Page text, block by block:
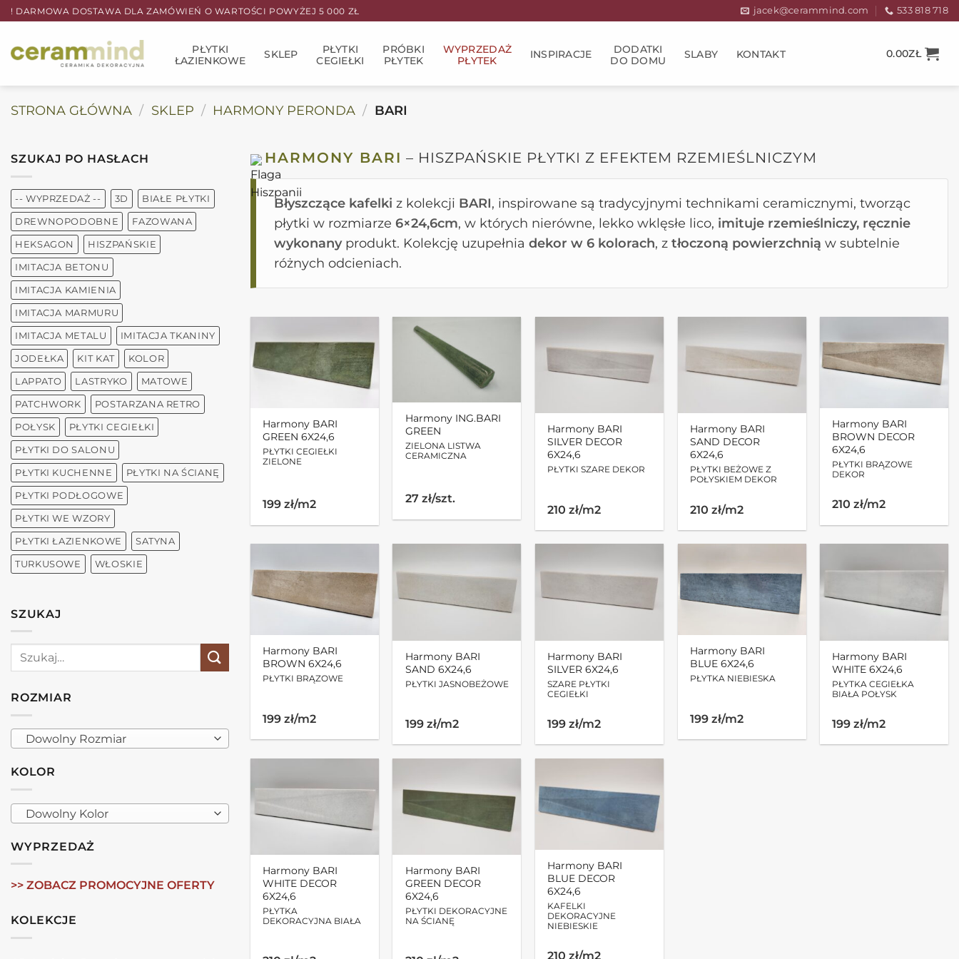
Przewiń
do
zawartości
! DARMOWA DOSTAWA DLA ZAMÓWIEŃ O WARTOŚCI POWYŻEJ 5 000 ZŁ jacek@cerammind.com 533 818 718
PŁYTKI
ŁAZIENKOWE
SKLEP
PŁYTKI
CEGIEŁKI
PRÓBKI
PŁYTEK
WYPRZEDAŻ
PŁYTEK
INSPIRACJE
DODATKI
DO DOMU
SLABY KONTAKT 0.00ZŁ
STRONA GŁÓWNA / SKLEP / HARMONY PERONDA / BARI
SZUKAJ PO HASŁACH
-- WYPRZEDAŻ -- 3D BIAŁE PŁYTKI
DREWNOPODOBNE FAZOWANA
HEKSAGON HISZPAŃSKIE
IMITACJA BETONU
IMITACJA KAMIENIA
IMITACJA MARMURU
IMITACJA METALU IMITACJA TKANINY
JODEŁKA KIT KAT KOLOR
LAPPATO LASTRYKO MATOWE
PATCHWORK POSTARZANA RETRO
POŁYSK PŁYTKI CEGIEŁKI
PŁYTKI DO SALONU
PŁYTKI KUCHENNE PŁYTKI NA ŚCIANĘ
PŁYTKI PODŁOGOWE
PŁYTKI WE WZORY
PŁYTKI ŁAZIENKOWE SATYNA
TURKUSOWE WŁOSKIE
SZUKAJ
Szukaj:
ROZMIAR
Dowolny Rozmiar
KOLOR
Dowolny Kolor
WYPRZEDAŻ
>> ZOBACZ PROMOCYJNE OFERTY
KOLEKCJE
HARMONY BARI – HISZPAŃSKIE PŁYTKI Z EFEKTEM RZEMIEŚLNICZYM
Błyszczące kafelki z kolekcji BARI, inspirowane są tradycyjnymi technikami ceramicznymi, tworząc
płytki w rozmiarze 6×24,6cm, w których nierówne, lekko wklęsłe lico, imituje rzemieślniczy, ręcznie
wykonanyprodukt. Kolekcję uzupełnia dekor w 6 kolorach, z tłoczoną powierzchnią w subtelnie
różnych odcieniach.
Harmony BARI
GREEN 6X24,6
PŁYTKI CEGIEŁKI
ZIELONE
199 zł/m2
Harmony ING.BARI
GREEN
ZIELONA LISTWA
CERAMICZNA
27 zł/szt.
Harmony BARI
SILVER DECOR
6X24,6
PŁYTKI SZARE DEKOR
210 zł/m2
Harmony BARI
SAND DECOR
6X24,6
PŁYTKI BEŻOWE Z
POŁYSKIEM DEKOR
210 zł/m2
Harmony BARI
BROWN DECOR
6X24,6
PŁYTKI BRĄZOWE
DEKOR
210 zł/m2
Harmony BARI
BROWN 6X24,6
PŁYTKI BRĄZOWE
199 zł/m2
Harmony BARI
SAND 6X24,6
PŁYTKI JASNOBEŻOWE
199 zł/m2
Harmony BARI
SILVER 6X24,6
SZARE PŁYTKI
CEGIEŁKI
199 zł/m2
Harmony BARI
BLUE 6X24,6
PŁYTKA NIEBIESKA
199 zł/m2
Harmony BARI
WHITE 6X24,6
PŁYTKA CEGIEŁKA
BIAŁA POŁYSK
199 zł/m2
Harmony BARI
WHITE DECOR
6X24,6
PŁYTKA
DEKORACYJNA BIAŁA
Harmony BARI
GREEN DECOR
6X24,6
PŁYTKI DEKORACYJNE
NA ŚCIANĘ
Harmony BARI
BLUE DECOR
6X24,6
KAFELKI
DEKORACYJNE
NIEBIESKIE
210 zł/m2